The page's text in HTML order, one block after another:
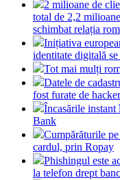
2 milioane de
total de 2,2
schimbat relația
Inițiativa
identitate digitală
Tot mai mulți
Datele de
fost furate de
Încasările
Bank
Cumpărăturile
cardul, prin Ropay
Phishingul este
la telefon drept